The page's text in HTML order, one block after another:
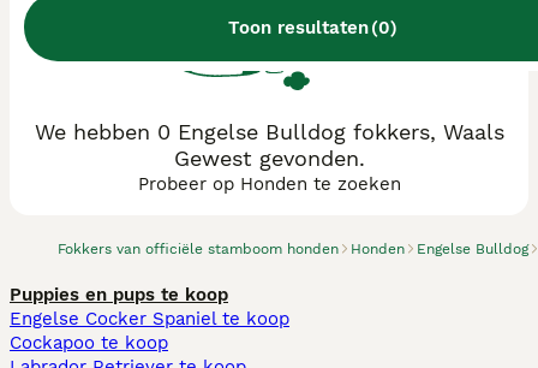
Toon resultaten(0)
Fokkers van officiële stamboom honden Honden Engelse Bulldog
We hebben 0 Engelse Bulldog fokkers, Waals
Gewest gevonden.
Probeer op Honden te zoeken
Puppies en pups te koop
Engelse Cocker Spaniel te koop
Cockapoo te koop